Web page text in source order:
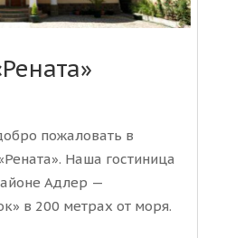
пожаловать в
Наша гостиница
Адлер —
в 200 метрах от моря.